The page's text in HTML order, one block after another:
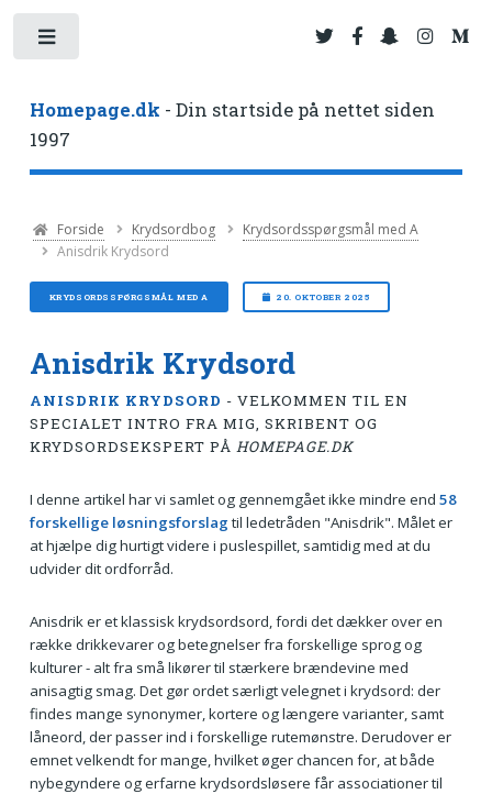
Homepage.dk - Din startside på nettet siden
1997
Forside Krydsordbog
Krydsordsspørgsmål med A
Anisdrik Krydsord
KRYDSORDSSPØRGSMÅL MED A 20. OKTOBER 2025
Anisdrik Krydsord
ANISDRIK KRYDSORD - VELKOMMEN TIL EN
SPECIALET INTRO FRA MIG, SKRIBENT OG
KRYDSORDSEKSPERT PÅ HOMEPAGE.DK
I denne artikel har vi samlet og gennemgået ikke mindre end 58
forskellige løsningsforslag til ledetråden "Anisdrik". Målet er
at hjælpe dig hurtigt videre i puslespillet, samtidig med at du
udvider dit ordforråd.
Anisdrik er et klassisk krydsordsord, fordi det dækker over en
række drikkevarer og betegnelser fra forskellige sprog og
kulturer - alt fra små likører til stærkere brændevine med
anisagtig smag. Det gør ordet særligt velegnet i krydsord: der
findes mange synonymer, kortere og længere varianter, samt
låneord, der passer ind i forskellige rutemønstre. Derudover er
emnet velkendt for mange, hvilket øger chancen for, at både
nybegyndere og erfarne krydsordsløsere får associationer til